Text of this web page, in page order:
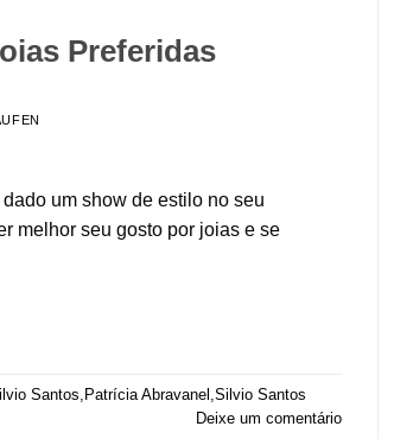
Preferidas
um show de estilo no seu
melhor seu gosto por joias e se
Santos Patrícia Abravanel Silvio Santos
Deixe um comentário